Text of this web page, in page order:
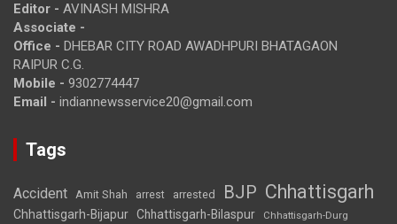
Editor - AVINASH MISHRA
Associate -
Office - DHEBAR CITY ROAD AWADHPURI BHATAGAON
RAIPUR C.G.
Mobile - 9302774447
Email - indiannewsservice20@gmail.com
Tags
Accident Amit Shah arrest arrested BJP Chhattisgarh
Chhattisgarh-Bijapur Chhattisgarh-Bilaspur Chhattisgarh-Durg